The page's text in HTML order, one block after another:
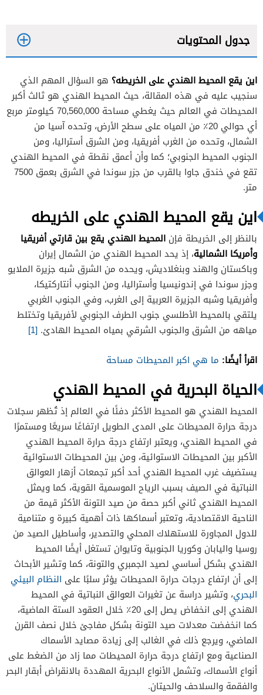
جدول المحتويات
اين يقع المحيط الهندي على الخريطه؟ هو السؤال المهم الذي
سنجيب عليه في هذه المقالة، حيث المحيط الهندي هو ثالث أكبر
المحيطات في العالم حيث يغطي مساحة 70,560,000 كيلومتر مربع
أي حوالي 20٪ من المياه على سطح الأرض، وتحده آسيا من
الشمال، وتحده من الغرب أفريقيا، ومن الشرق أستراليا، ومن
الجنوب المحيط الجنوبي؛ كما وأن أعمق نقطة في المحيط الهندي
تقع في خندق جاوا بالقرب من جزر سوندا في الشرق بعمق 7500
متر.
اين يقع المحيط الهندي على الخريطه
بالنظر إلى الخريطة فإن المحيط الهندي يقع بين قارتي أفريقيا
وأمريكا الشمالية، إذ يحد المحيط الهندي من الشمال إيران
وباكستان والهند وبنغلاديش، ويحده من الشرق شبه جزيرة الملايو
وجزر سوندا في إندونيسيا وأستراليا، ومن الجنوب أنتاركتيكا،
وأفريقيا وشبه الجزيرة العربية إلى الغرب، وفي الجنوب الغربي
يلتقي بالمحيط الأطلسي جنوب الطرف الجنوبي لأفريقيا وتختلط
مياهه من الشرق والجنوب الشرقي بمياه المحيط الهادئ. [1]
اقرأ أيضًا: ما هي اكبر المحيطات مساحة
الحياة البحرية في المحيط الهندي
المحيط الهندي هو المحيط الأكثر دفئًا في العالم إذ تُظهر سجلات
درجة حرارة المحيطات على المدى الطويل ارتفاعًا سريعًا ومستمرًا
في المحيط الهندي، ويعتبر ارتفاع درجة حرارة المحيط الهندي
الأكبر بين المحيطات الاستوائية، ومن بين المحيطات الاستوائية
يستضيف غرب المحيط الهندي أحد أكبر تجمعات أزهار العوالق
النباتية في الصيف بسبب الرياح الموسمية القوية، كما ويمثل
المحيط الهندي ثاني أكبر حصة من صيد التونة الأكثر قيمة من
الناحية الاقتصادية، وتعتبر أسماكها ذات أهمية كبيرة و متنامية
للدول المجاورة للاستهلاك المحلي والتصدير، وأساطيل الصيد من
روسيا واليابان وكوريا الجنوبية وتايوان تستغل أيضًا المحيط
الهندي بشكل أساسي لصيد الجمبري والتونة، كما وتشير الأبحاث
إلى أن ارتفاع درجات حرارة المحيطات يؤثر سلبًا على النظام البيئي
البحري، وتشير دراسة عن تغيرات العوالق النباتية في المحيط
الهندي إلى انخفاض يصل إلى 20٪ خلال العقود الستة الماضية،
كما انخفضت معدلات صيد التونة بشكل مفاجئ خلال نصف القرن
الماضي، ويرجع ذلك في الغالب إلى زيادة مصايد الأسماك
الصناعية ومع ارتفاع درجة حرارة المحيطات مما زاد من الضغط على
أنواع الأسماك، وتشمل الأنواع البحرية المهددة بالانقراض أبقار البحر
والفقمة والسلاحف والحيتان.